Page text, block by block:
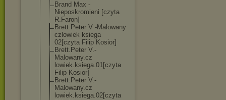
Brand Max -
Nieposkromieni [czyta
R.Faron]
Brett Peter V -Malowany
czlowiek ksiega
02[czyta Filip Kosior]
Brett.Peter V.-
Malowany.cz
lowiek.ksiega.01[czyta
Filip Kosior]
Brett.Peter V.-
Malowany.cz
lowiek.ksiega.02[czyta